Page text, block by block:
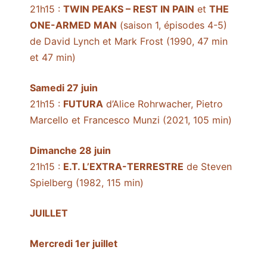
21h15 : TWIN PEAKS – REST IN PAIN et THE
ONE-ARMED MAN (saison 1, épisodes 4-5)
de David Lynch et Mark Frost (1990, 47 min
et 47 min)
Samedi 27 juin
21h15 : FUTURA d’Alice Rohrwacher, Pietro
Marcello et Francesco Munzi (2021, 105 min)
Dimanche 28 juin
21h15 : E.T. L’EXTRA-TERRESTRE de Steven
Spielberg (1982, 115 min)
JUILLET
Mercredi 1er juillet